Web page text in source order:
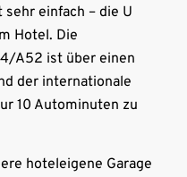
einfach – die U
Hotel. Die
A52 ist über einen
der internationale
10 Autominuten zu
hoteleigene Garage